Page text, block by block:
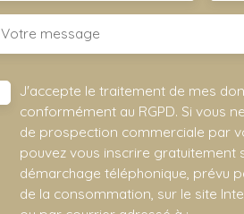
Votre message
J'accepte le traitement de mes
conformément au RGPD. Si vous
de prospection commerciale par
pouvez vous inscrire gratuitement
démarchage téléphonique, prévu
de la consommation, sur le site